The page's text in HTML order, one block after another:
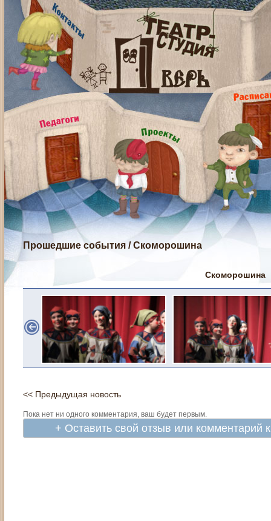
Прошедшие события /Скоморошина
Скоморошина
<< Предыдущая новость
Пока нет ни одного комментария, ваш будет первым.
+ Оставить свой отзыв или комментарий